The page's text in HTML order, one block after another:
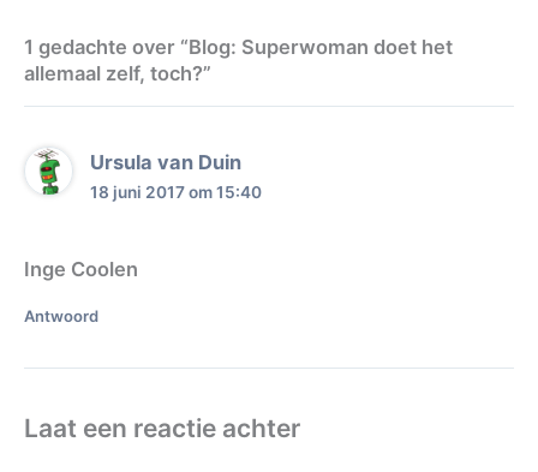
1 gedachte over “Blog: Superwoman doet het
allemaal zelf, toch?”
Ursula van Duin
18 juni 2017 om 15:40
Inge Coolen
Antwoord
Laat een reactie achter